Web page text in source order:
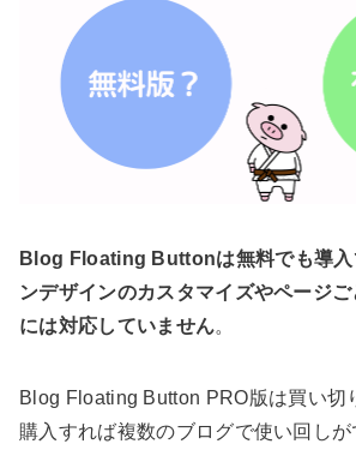
Blog Floating Buttonは無料でも導入
ンデザインのカスタマイズやページ
には対応していません。
Blog Floating Button PRO版は買い切
購入すれば複数のブログで使い回しが